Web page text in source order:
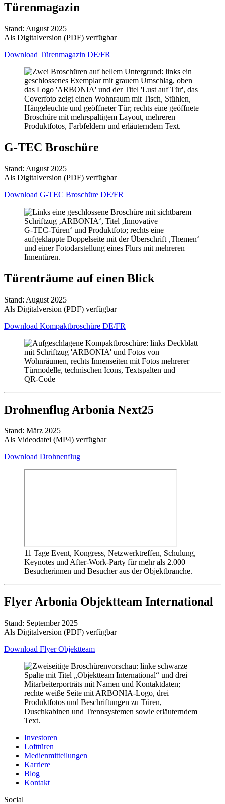
Türenmagazin
Stand: August 2025
Als Digitalversion (PDF) verfügbar
Download Türenmagazin DE/FR
G-TEC Broschüre
Stand: August 2025
Als Digitalversion (PDF) verfügbar
Download G-TEC Broschüre DE/FR
Türenträume auf einen Blick
Stand: August 2025
Als Digitalversion (PDF) verfügbar
Download Kompaktbroschüre DE/FR
Drohnenflug Arbonia Next25
Stand: März 2025
Als Videodatei (MP4) verfügbar
Download Drohnenflug
11 Tage Event, Kongress, Netzwerktreffen, Schulung,
Keynotes und After-Work-Party für mehr als 2.000
Besucherinnen und Besucher aus der Objektbranche.
Flyer Arbonia Objektteam International
Stand: September 2025
Als Digitalversion (PDF) verfügbar
Download Flyer Objektteam
Investoren
Lofttüren
Medienmitteilungen
Karriere
Blog
Kontakt
Social